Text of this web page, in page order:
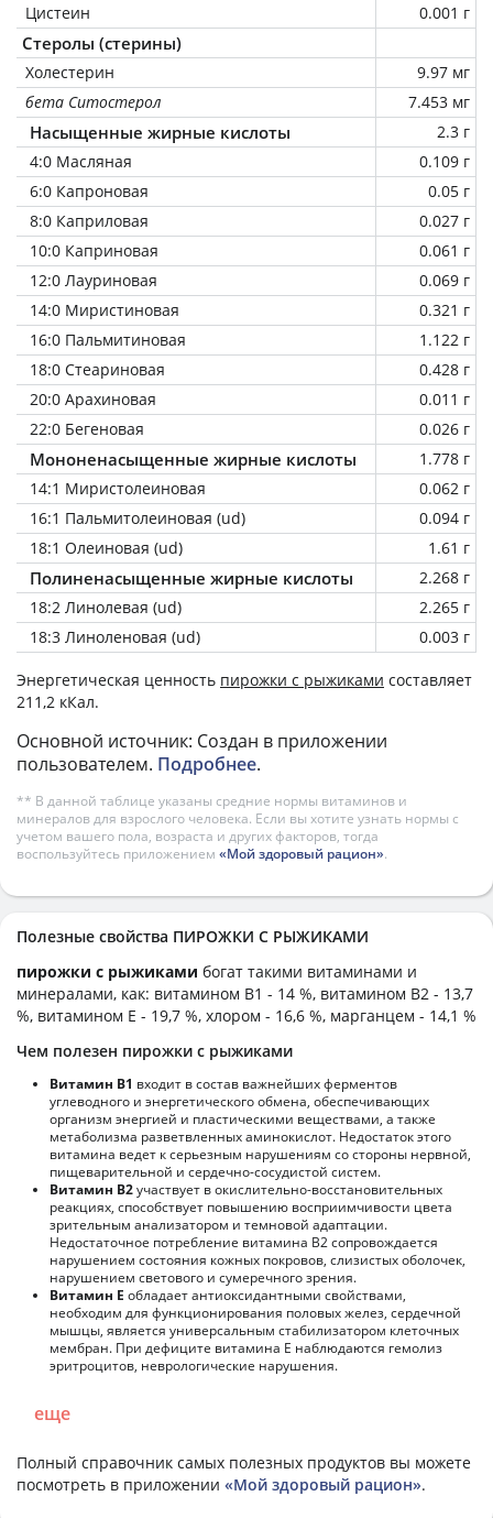
Цистеин
0.001 г
Стеролы (стерины)
Холестерин
9.97 мг
бета Ситостерол
7.453 мг
Насыщенные жирные кислоты
2.3 г
4:0 Масляная
0.109 г
6:0 Капроновая
0.05 г
8:0 Каприловая
0.027 г
10:0 Каприновая
0.061 г
12:0 Лауриновая
0.069 г
14:0 Миристиновая
0.321 г
16:0 Пальмитиновая
1.122 г
18:0 Стеариновая
0.428 г
20:0 Арахиновая
0.011 г
22:0 Бегеновая
0.026 г
Мононенасыщенные жирные кислоты
1.778 г
14:1 Миристолеиновая
0.062 г
16:1 Пальмитолеиновая (ud)
0.094 г
18:1 Олеиновая (ud)
1.61 г
Полиненасыщенные жирные кислоты
2.268 г
18:2 Линолевая (ud)
2.265 г
18:3 Линоленовая (ud)
0.003 г
Энергетическая ценность пирожки с рыжиками составляет
211,2 кКал.
Основной источник: Создан в приложении
пользователем. Подробнее.
** В данной таблице указаны средние нормы витаминов и
минералов для взрослого человека. Если вы хотите узнать нормы с
учетом вашего пола, возраста и других факторов, тогда
воспользуйтесь приложением «Мой здоровый рацион».
Полезные свойства ПИРОЖКИ С РЫЖИКАМИ
пирожки с рыжиками богат такими витаминами и
минералами, как: витамином B1 - 14 %, витамином B2 - 13,7
%, витамином E - 19,7 %, хлором - 16,6 %, марганцем - 14,1 %
Чем полезен пирожки с рыжиками
Витамин В1 входит в состав важнейших ферментов
углеводного и энергетического обмена, обеспечивающих
организм энергией и пластическими веществами, а также
метаболизма разветвленных аминокислот. Недостаток этого
витамина ведет к серьезным нарушениям со стороны нервной,
пищеварительной и сердечно-сосудистой систем.
Витамин В2участвует в окислительно-восстановительных
реакциях, способствует повышению восприимчивости цвета
зрительным анализатором и темновой адаптации.
Недостаточное потребление витамина В2 сопровождается
нарушением состояния кожных покровов, слизистых оболочек,
нарушением светового и сумеречного зрения.
Витамин Е обладает антиоксидантными свойствами,
необходим для функционирования половых желез, сердечной
мышцы, является универсальным стабилизатором клеточных
мембран. При дефиците витамина Е наблюдаются гемолиз
эритроцитов, неврологические нарушения.
еще
Полный справочник самых полезных продуктов вы можете
посмотреть в приложении «Мой здоровый рацион».